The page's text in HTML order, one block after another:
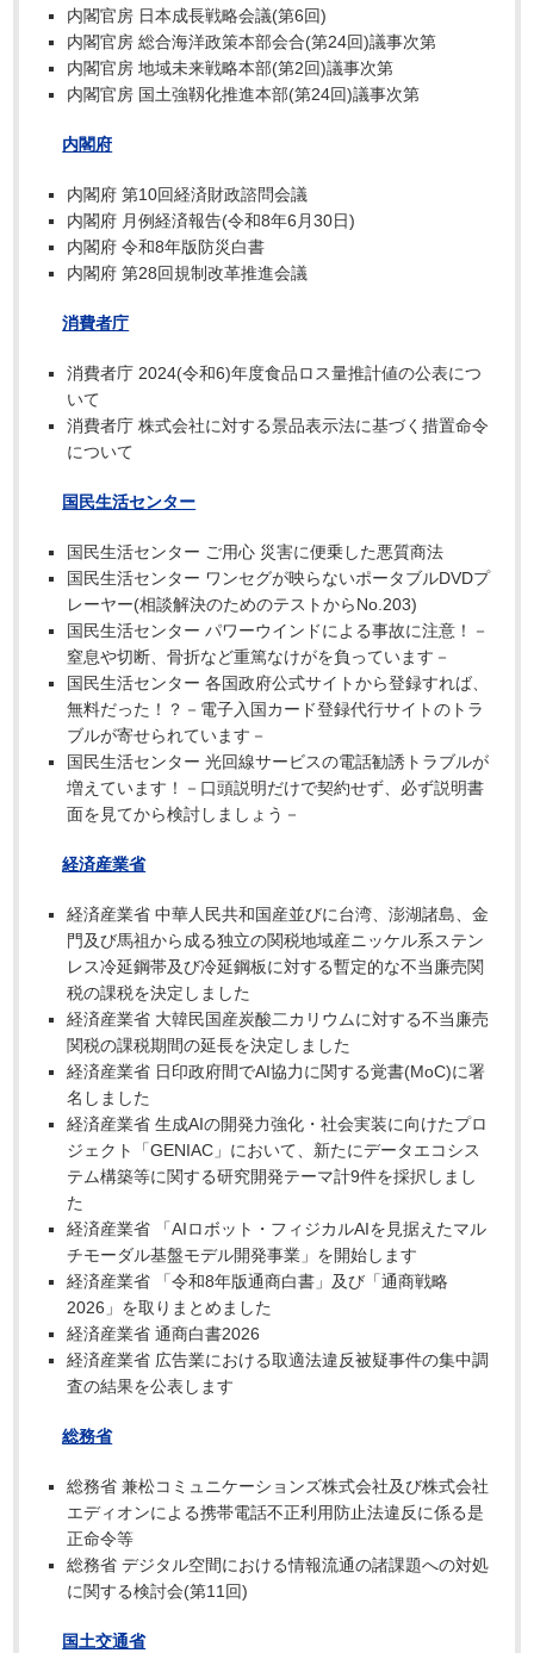
内閣官房 日本成長戦略会議(第6回)
内閣官房 総合海洋政策本部会合(第24回)議事次第
内閣官房 地域未来戦略本部(第2回)議事次第
内閣官房 国土強靱化推進本部(第24回)議事次第
内閣府
内閣府 第10回経済財政諮問会議
内閣府 月例経済報告(令和8年6月30日)
内閣府 令和8年版防災白書
内閣府 第28回規制改革推進会議
消費者庁
消費者庁 2024(令和6)年度食品ロス量推計値の公表につ
いて
消費者庁 株式会社に対する景品表示法に基づく措置命令
について
国民生活センター
国民生活センター ご用心 災害に便乗した悪質商法
国民生活センター ワンセグが映らないポータブルDVDプ
レーヤー(相談解決のためのテストからNo.203)
国民生活センター パワーウインドによる事故に注意！－
窒息や切断、骨折など重篤なけがを負っています－
国民生活センター 各国政府公式サイトから登録すれば、
無料だった！？－電子入国カード登録代行サイトのトラ
ブルが寄せられています－
国民生活センター 光回線サービスの電話勧誘トラブルが
増えています！－口頭説明だけで契約せず、必ず説明書
面を見てから検討しましょう－
経済産業省
経済産業省 中華人民共和国産並びに台湾、澎湖諸島、金
門及び馬祖から成る独立の関税地域産ニッケル系ステン
レス冷延鋼帯及び冷延鋼板に対する暫定的な不当廉売関
税の課税を決定しました
経済産業省 大韓民国産炭酸二カリウムに対する不当廉売
関税の課税期間の延長を決定しました
経済産業省 日印政府間でAI協力に関する覚書(MoC)に署
名しました
経済産業省 生成AIの開発力強化・社会実装に向けたプロ
ジェクト「GENIAC」において、新たにデータエコシス
テム構築等に関する研究開発テーマ計9件を採択しまし
た
経済産業省 「AIロボット・フィジカルAIを見据えたマル
チモーダル基盤モデル開発事業」を開始します
経済産業省 「令和8年版通商白書」及び「通商戦略
2026」を取りまとめました
経済産業省 通商白書2026
経済産業省 広告業における取適法違反被疑事件の集中調
査の結果を公表します
総務省
総務省 兼松コミュニケーションズ株式会社及び株式会社
エディオンによる携帯電話不正利用防止法違反に係る是
正命令等
総務省 デジタル空間における情報流通の諸課題への対処
に関する検討会(第11回)
国土交通省